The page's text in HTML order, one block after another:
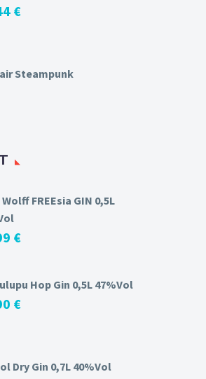
€
Steampunk
FREEsia GIN 0,5L
€
Hop Gin 0,5L 47%Vol
€
Dry Gin 0,7L 40%Vol